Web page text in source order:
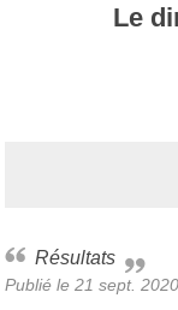
Le
Résultats
Publié le 21 sept. 2020